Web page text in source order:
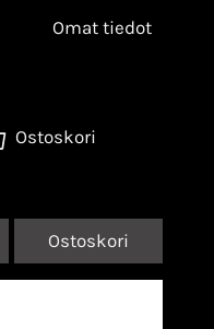
Omat tiedot
Ostoskori
Ostoskori